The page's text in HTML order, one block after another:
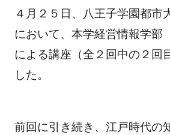
４月２５日、八王子学園都市
において、本学経営情報学
による講座（全２回中の２回
した。
前回に引き続き、江戸時代の